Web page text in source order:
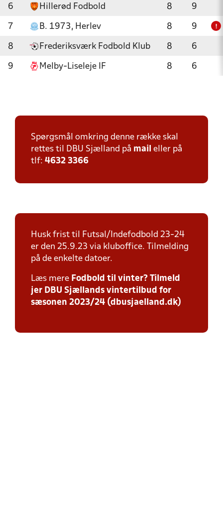
6 Hillerød Fodbold 8 9
7 B. 1973, Herlev 8 9 !
8 Frederiksværk Fodbold Klub 8 6
9 Melby-Liseleje IF 8 6
Spørgsmål omkring denne række skal
rettes til DBU Sjælland på mail eller på
tlf: 4632 3366
Husk frist til Futsal/Indefodbold 23-24
er den 25.9.23 via kluboffice. Tilmelding
på de enkelte datoer.
Læs mere Fodbold til vinter? Tilmeld
jer DBU Sjællands vintertilbud for
sæsonen 2023/24 (dbusjaelland.dk)